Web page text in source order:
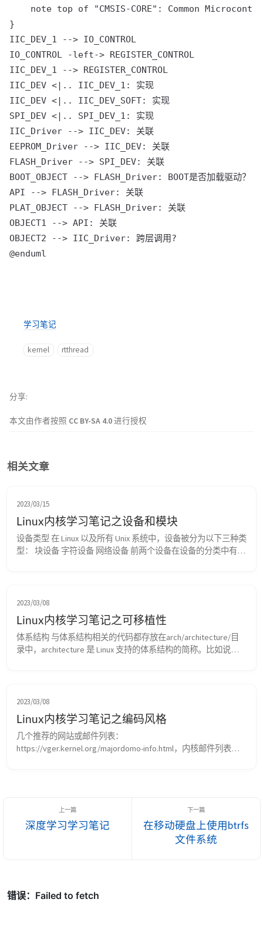
note top of "CMSIS-CORE": Common
}
IIC_DEV_1 --> IO_CONTROL
IO_CONTROL -left-> REGISTER_CONTROL
IIC_DEV_1 --> REGISTER_CONTROL
IIC_DEV <|.. IIC_DEV_1: 实现
IIC_DEV <|.. IIC_DEV_SOFT: 实现
SPI_DEV <|.. SPI_DEV_1: 实现
IIC_Driver --> IIC_DEV: 关联
EEPROM_Driver --> IIC_DEV: 关联
FLASH_Driver --> SPI_DEV: 关联
BOOT_OBJECT --> FLASH_Driver: BOOT是否加载驱动？
API --> FLASH_Driver: 关联
PLAT_OBJECT --> FLASH_Driver: 关联
OBJECT1 --> API: 关联
OBJECT2 --> IIC_Driver: 跨层调用?
学习笔记
kernel rtthread
本文由作者按照 CC BY-SA 4.0进行授权
分享
相关文章
2023/03/15
Linux内核学习笔记之设备和模块
设备类型 在 Linux 以及所有 Unix 系统中，设备被分为以下三种类
型： 块设备 字符设备 网络设备 前两个设备在设备的分类中有提
协议(如 IP 协议)进行...
2023/03/08
Linux内核学习笔记之可移植性
体系结构 与体系结构相关的代码都存放在arch/architecture/目
录中，architecture 是 Linux 支持的体系结构的简称。比如说，
说，对于一个体系结构...
2023/03/08
Linux内核学习笔记之编码风格
几个推荐的网站或邮件列表：
https://vger.kernel.org/majordomo-info.html，内核邮件列表
深度学习学习笔记
在移动硬盘上使用btrfs
文件系统